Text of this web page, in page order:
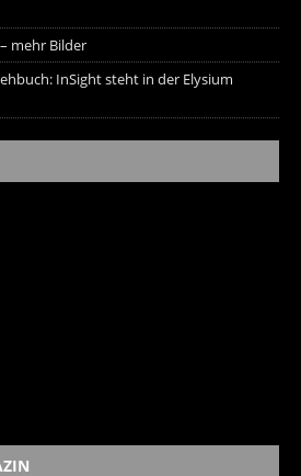
mehr Bilder
InSight steht in der Elysium